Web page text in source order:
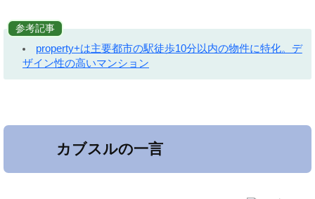
参考記事
property+は主要都市の駅徒歩10分以内の物件に特化。デ
ザイン性の高いマンション
カブスルの一言